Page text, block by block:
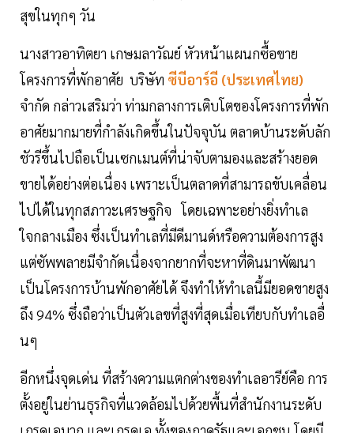
สุขในทุกๆ วัน
นางสาวอาทิตยา เกษมลาวัณย์ หัวหน้าแผนกซื้อขาย
โครงการที่พักอาศัย บริษัท ซีบีอาร์อี (ประเทศไทย)
จำกัด กล่าวเสริมว่า ท่ามกลางการเติบโตของโครงการที่พัก
อาศัยมากมายที่กำลังเกิดขึ้นในปัจจุบัน ตลาดบ้านระดับลัก
ชัวรีขึ้นไปถือเป็นเซกเมนต์ที่น่าจับตามองและสร้างยอด
ขายได้อย่างต่อเนื่อง เพราะเป็นตลาดที่สามารถขับเคลื่อน
ไปได้ในทุกสภาวะเศรษฐกิจ โดยเฉพาะอย่างยิ่งทำเล
ใจกลางเมือง ซึ่งเป็นทำเลที่มีดีมานด์หรือความต้องการสูง
แต่ซัพพลายมีจำกัดเนื่องจากยากที่จะหาที่ดินมาพัฒนา
เป็นโครงการบ้านพักอาศัยได้ จึงทำให้ทำเลนี้มียอดขายสูง
ถึง 94% ซึ่งถือว่าเป็นตัวเลขที่สูงที่สุดเมื่อเทียบกับทำเลอื่
นๆ
อีกหนึ่งจุดเด่น ที่สร้างความแตกต่างของทำเลอารีย์คือ การ
ตั้งอยู่ในย่านธุรกิจที่แวดล้อมไปด้วยพื้นที่สำนักงานระดับ